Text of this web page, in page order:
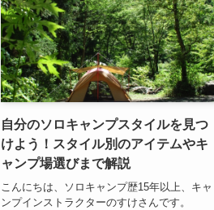
自分のソロキャンプスタイルを見つ
けよう！スタイル別のアイテムやキ
ャンプ場選びまで解説
こんにちは、ソロキャンプ歴15年以上、キャ
ンプインストラクターのすけさんです。